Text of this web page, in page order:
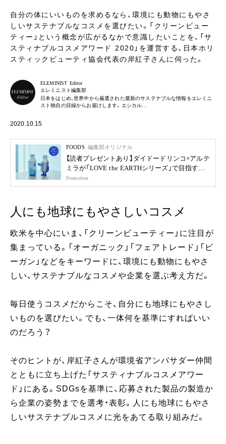
自分の体にいいものを求めるなら、環境にも動物にもやさ
しいサステナブルなコスメを選びたい。「クリーンビュー
ティー」という概念が広がるなかで意識したいことを、「サ
スティナブルコスメアワード 2020」を運営する、日本ホリ
スティックビューティ協会代表の岸紅子さんに伺った。
ELEMINIST Editor
エレミニスト編集部
日本をはじめ、世界中から厳選された最新のサステナブルな情報をエレミニ
スト独自の目線からお届けします。エシカル…
2020.10.15
FOODS 編集部オリジナル
【読者プレゼントあり】ダイドードリンコ×アルテ
ミラが「LOVE the EARTHシリーズ」で目指す未
来
Promotion
人にも地球にもやさしいコスメ
欧米を中心にいま、「クリーンビューティー」に注目が
集まっている。「オーガニック」「フェアトレード」「ビ
ーガン」などをキーワードに、環境にも動物にもやさ
しい、サステナブルなコスメや企業を選ぶ考え方だ。
毎日使うコスメだからこそ、自分にも地球にもやさし
いものを選びたい。でも、一体何を基準にすればいい
のだろう？
そのヒントが、岸紅子さんが環境省アンバサダー仲間
とともに立ち上げた「サスティナブルコスメアワー
ド」にある。SDGsを基準に、応募された製品の製造か
ら企業の姿勢までを選考・表彰。人にも地球にもやさ
しいサステナブルコスメに光をあてる取り組みだ。